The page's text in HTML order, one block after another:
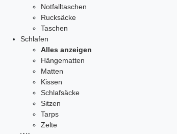
Notfalltaschen
Rucksäcke
Taschen
Schlafen
Alles anzeigen
Hängematten
Matten
Kissen
Schlafsäcke
Sitzen
Tarps
Zelte